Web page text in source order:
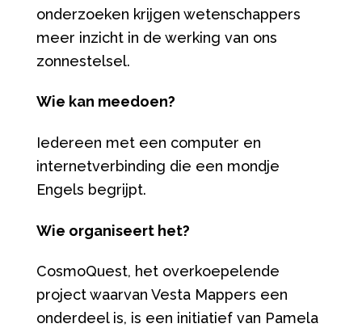
onderzoeken krijgen wetenschappers
meer inzicht in de werking van ons
zonnestelsel.
Wie kan meedoen?
Iedereen met een computer en
internetverbinding die een mondje
Engels begrijpt.
Wie organiseert het?
CosmoQuest, het overkoepelende
project waarvan Vesta Mappers een
onderdeel is, is een initiatief van Pamela